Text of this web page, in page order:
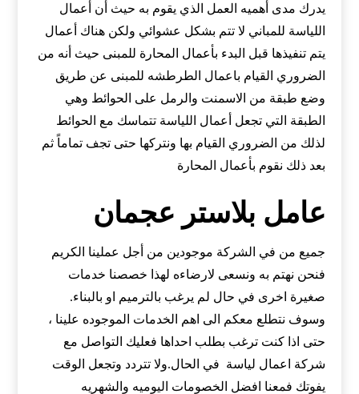
يدرك مدى أهميه العمل الذي يقوم به حيث أن أعمال
اللياسة للمباني لا تتم بشكل عشوائي ولكن هناك أعمال
يتم تنفيذها قبل البدء بأعمال المحارة للمبنى حيث أنه من
الضروري القيام باعمال الطرطشه للمبنى عن طريق
وضع طبقة من الاسمنت والرمل على الحوائط وهي
الطبقة التي تجعل أعمال اللياسة تتماسك مع الحوائط
لذلك من الضروري القيام بها ونتركها حتى تجف تماماً ثم
بعد ذلك نقوم بأعمال المحارة
عامل بلاستر عجمان
جميع من في الشركة موجودين من أجل عملينا الكريم
فنحن نهتم به ونسعى لارضاءه لهذا خصصنا خدمات
صغيرة اخرى في حال لم يرغب بالترميم او بالبناء.
وسوف نتطلع معكم الى اهم الخدمات الموجوده علينا ،
حتى اذا كنت ترغب بطلب احداها فعليك التواصل مع
شركة اعمال لياسة في الحال.ولا تتردد وتجعل الوقت
يفوتك فمعنا افضل الخصومات اليوميه والشهريه